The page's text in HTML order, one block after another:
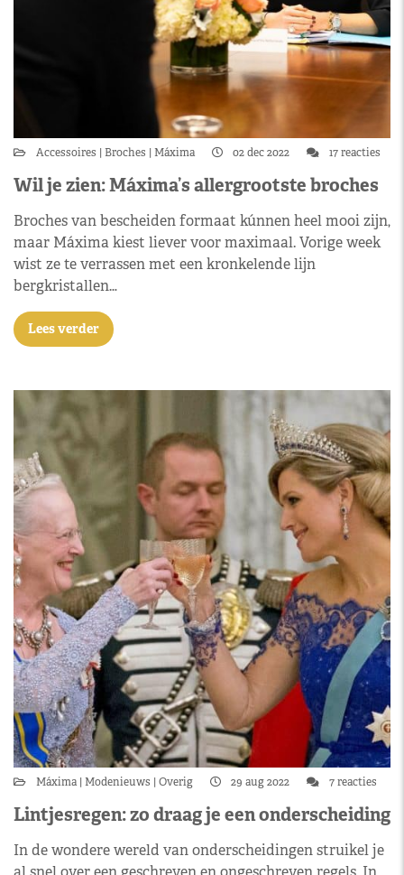
Accessoires Broches Máxima 02 dec 2022 17 reacties
Wil je zien: Máxima’s allergrootste broches
Broches van bescheiden formaat kúnnen heel mooi zijn,
maar Máxima kiest liever voor maximaal. Vorige week
wist ze te verrassen met een kronkelende lijn
bergkristallen…
Lees verder
Máxima Modenieuws Overig 29 aug 2022 7 reacties
Lintjesregen: zo draag je een onderscheiding
In de wondere wereld van onderscheidingen struikel je